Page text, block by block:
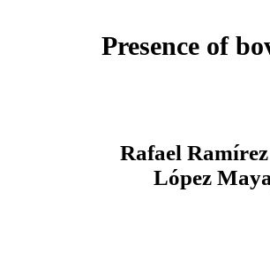
Presence of
Rafael
López